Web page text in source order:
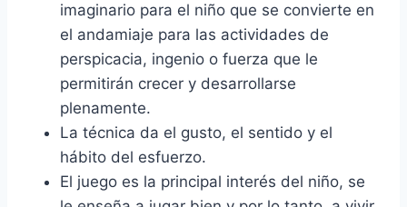
imaginario para el niño que se convierte en
el andamiaje para las actividades de
perspicacia, ingenio o fuerza que le
permitirán crecer y desarrollarse
plenamente.
La técnica da el gusto, el sentido y el
hábito del esfuerzo.
El juego es la principal interés del niño, se